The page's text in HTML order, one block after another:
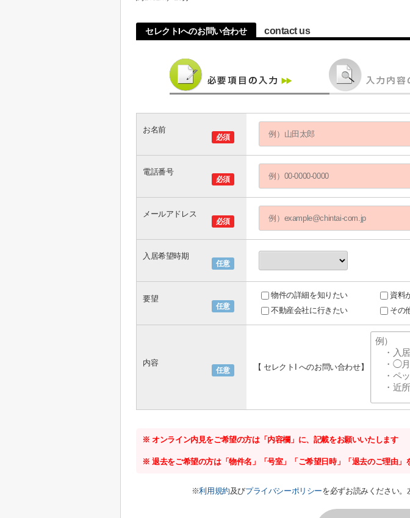
セレクトIへのお問い合わせ contact us
必須
お名前
必須
電話番号
必須
メールアドレス
任意
入居希望時期
任意
要望 物件の詳細を知りたい 資料
不動産会社に行きたい
その
任意
内容 【 セレクトI へのお問い合わせ】
※ オンライン内見をご希望の方は「内容欄」に、記載をお願いいたします
※ 退去をご希望の方は「物件名」「号室」「ご希望日時」「退去のご理由」
※利用規約及びプライバシーポリシーを必ずお読みください。